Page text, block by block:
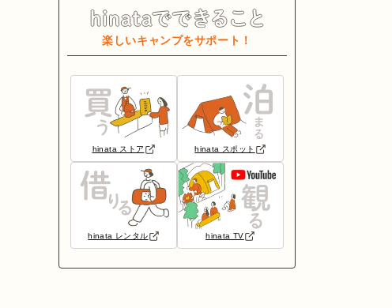
楽しいキャンプをサポート！
hinata ストア hinata スポット
hinata レンタル hinata TV